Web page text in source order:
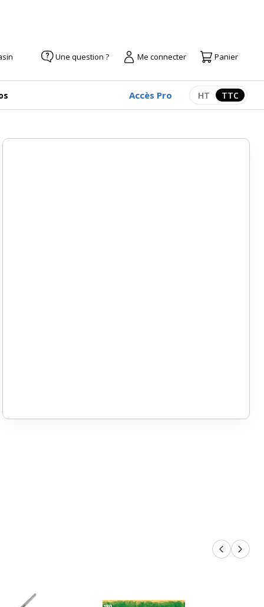
Une question ? Me connecter Panier
Accès Pro Afficher les
HT TTC
Produits